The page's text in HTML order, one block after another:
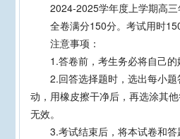
2024-2025学年度上学期高三
全卷满分150分。考试用时150
注意事项：
1.答卷前，考生务必将自己的
2.回答选择题时，选出每小题
动，用橡皮擦干净后，再选涂其
无效。
3.考试结束后，将本试卷和答